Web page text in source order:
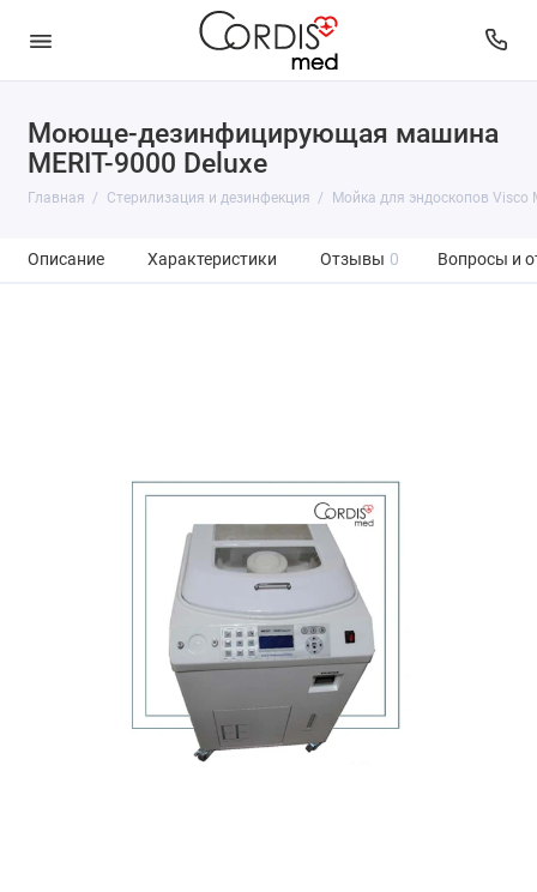
Моюще-дезинфицирующая машина
MERIT-9000 Deluxe
Главная Стерилизация и дезинфекция Мойка для эндоскопов Visco
Описание Характеристики Отзывы 0 Вопросы и